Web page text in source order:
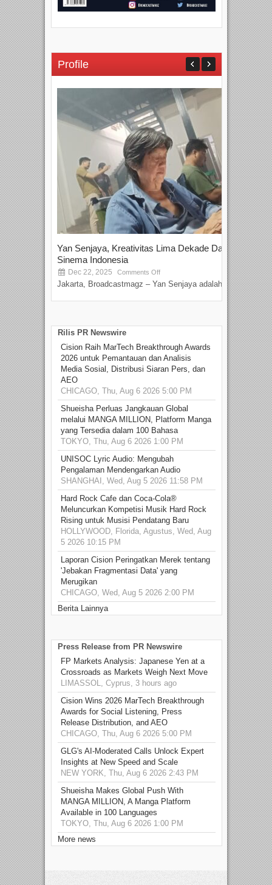
Profile
Yan Senjaya, Kreativitas Lima Dekade Dalam
Sinema Indonesia
Dec 22, 2025 Comments Off
Jakarta, Broadcastmagz – Yan Senjaya adalah...
Rilis PR Newswire
Cision Raih MarTech Breakthrough Awards
2026 untuk Pemantauan dan Analisis
Media Sosial, Distribusi Siaran Pers, dan
AEO
CHICAGO, Thu, Aug 6 2026 5:00 PM
Shueisha Perluas Jangkauan Global
melalui MANGA MILLION, Platform Manga
yang Tersedia dalam 100 Bahasa
TOKYO, Thu, Aug 6 2026 1:00 PM
UNISOC Lyric Audio: Mengubah
Pengalaman Mendengarkan Audio
SHANGHAI, Wed, Aug 5 2026 11:58 PM
Hard Rock Cafe dan Coca-Cola®
Meluncurkan Kompetisi Musik Hard Rock
Rising untuk Musisi Pendatang Baru
HOLLYWOOD, Florida, Agustus, Wed, Aug
5 2026 10:15 PM
Laporan Cision Peringatkan Merek tentang
'Jebakan Fragmentasi Data' yang
Merugikan
CHICAGO, Wed, Aug 5 2026 2:00 PM
Berita Lainnya
Press Release from PR Newswire
FP Markets Analysis: Japanese Yen at a
Crossroads as Markets Weigh Next Move
LIMASSOL, Cyprus, 3 hours ago
Cision Wins 2026 MarTech Breakthrough
Awards for Social Listening, Press
Release Distribution, and AEO
CHICAGO, Thu, Aug 6 2026 5:00 PM
GLG's AI-Moderated Calls Unlock Expert
Insights at New Speed and Scale
NEW YORK, Thu, Aug 6 2026 2:43 PM
Shueisha Makes Global Push With
MANGA MILLION, A Manga Platform
Available in 100 Languages
TOKYO, Thu, Aug 6 2026 1:00 PM
More news